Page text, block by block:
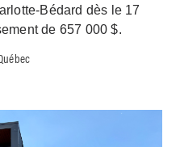
Bédard dès le 17
de 657 000 $.